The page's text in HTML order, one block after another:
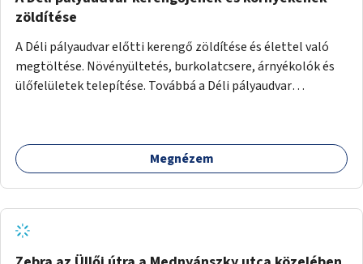
zöldítése
A Déli pályaudvar előtti kerengő zöldítése és élettel való
megtöltése. Növényültetés, burkolatcsere, árnyékolók és
ülőfelületek telepítése. Továbbá a Déli pályaudvar
Megnézem